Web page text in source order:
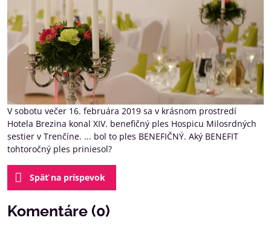
V sobotu večer 16. februára 2019 sa v krásnom prostredí
Hotela Brezina konal XIV. benefičný ples Hospicu Milosrdných
sestier v Trenčíne. ... bol to ples BENEFIČNÝ. Aký BENEFIT
tohtoročný ples priniesol?
Späť na príspevok
Komentáre (0)